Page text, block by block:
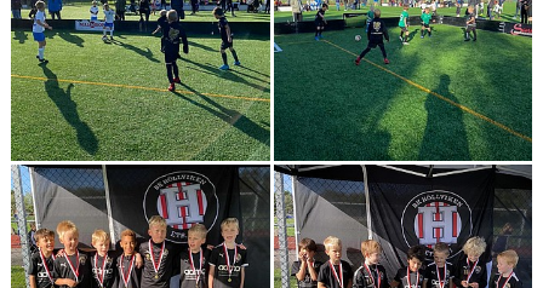
PROVTRÄNING
SKADEBEHANDLING
VÄRDEGRUND
FOTBOLLSCAMP 2026
TRÄNARUTBILDNING
SUPPORTERPRYLAR